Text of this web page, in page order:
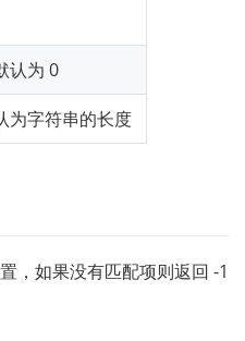
认为 0
为字符串的长度
，如果没有匹配项则返回 -1